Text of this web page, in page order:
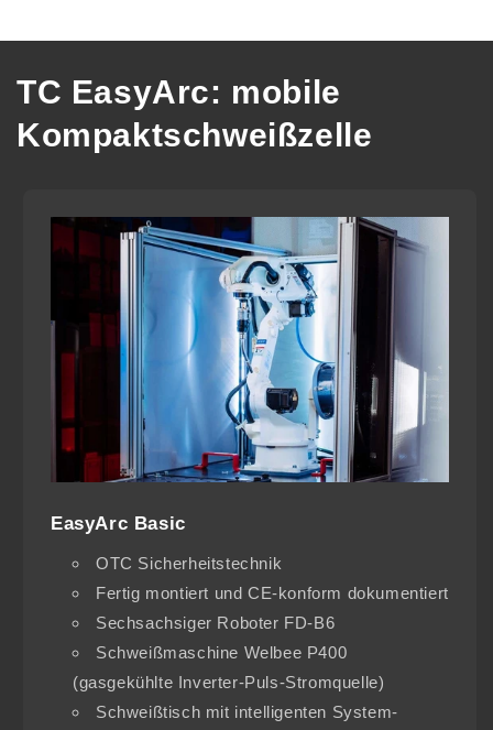
TC EasyArc: mobile
Kompaktschweißzelle
EasyArc Basic
OTC Sicherheitstechnik
Fertig montiert und CE-konform dokumentiert
Sechsachsiger Roboter FD-B6
Schweißmaschine Welbee P400
(gasgekühlte Inverter-Puls-Stromquelle)
Schweißtisch mit intelligenten System-